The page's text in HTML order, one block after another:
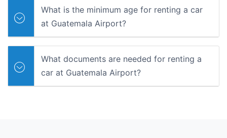
What is the minimum age for renting a car
at Guatemala Airport?
What documents are needed for renting a
car at Guatemala Airport?